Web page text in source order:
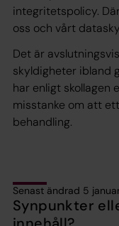
integritetspolicy.
oss och vårt
Det är
skyldigheter ibland
har enligt skollagen
misstanke om att
behandling.
Senast ändrad 5
Synpunkter